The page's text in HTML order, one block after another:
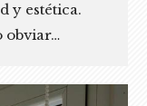
y estética.
obviar…